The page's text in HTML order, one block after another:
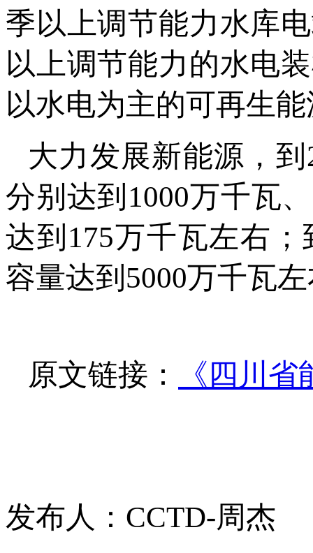
季以上调节能力水库
以上调节能力的水电
以水电为主的可再生
大力发展新能源，
分别达到1000万千瓦
达到175万千瓦左右
容量达到5000万千瓦
原文链接： 《四川
发布人：CCTD-周杰